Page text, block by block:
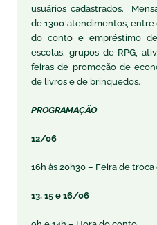
usuários cadastrados.
de 1300 atendimentos,
do conto e empréstimo
escolas, grupos de RPG,
feiras de promoção de
de livros e de brinquedos.
PROGRAMAÇÃO
12/06
16h às 20h30 – Feira de
13, 15 e 16/06